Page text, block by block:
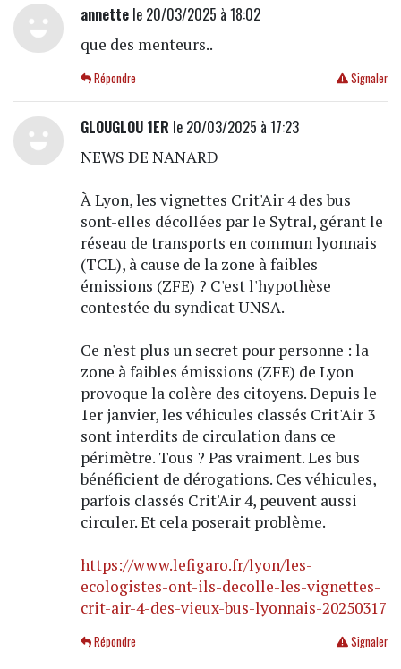
annettele 20/03/2025 à 18:02
que des menteurs..
Signaler
Répondre
GLOUGLOU 1ER le 20/03/2025 à 17:23
NEWS DE NANARD
À Lyon, les vignettes Crit'Air 4 des bus
sont-elles décollées par le Sytral, gérant le
réseau de transports en commun lyonnais
(TCL), à cause de la zone à faibles
émissions (ZFE) ? C'est l'hypothèse
contestée du syndicat UNSA.
Ce n'est plus un secret pour personne : la
zone à faibles émissions (ZFE) de Lyon
provoque la colère des citoyens. Depuis le
1er janvier, les véhicules classés Crit'Air 3
sont interdits de circulation dans ce
périmètre. Tous ? Pas vraiment. Les bus
bénéficient de dérogations. Ces véhicules,
parfois classés Crit'Air 4, peuvent aussi
circuler. Et cela poserait problème.
https://www.lefigaro.fr/lyon/les-
ecologistes-ont-ils-decolle-les-vignettes-
crit-air-4-des-vieux-bus-lyonnais-20250317
Signaler
Répondre